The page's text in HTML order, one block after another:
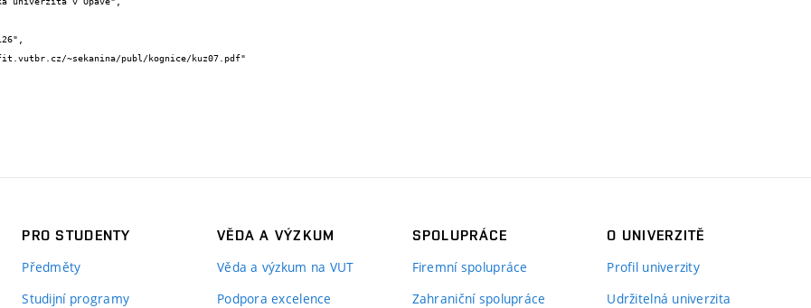
PRO STUDENTY
Předměty
Studijní programy
VĚDA A VÝZKUM
Věda a výzkum na VUT
Podpora excelence
SPOLUPRÁCE
Firemní spolupráce
Zahraniční spolupráce
O UNIVERZITĚ
Profil univerzity
Udržitelná univerzita